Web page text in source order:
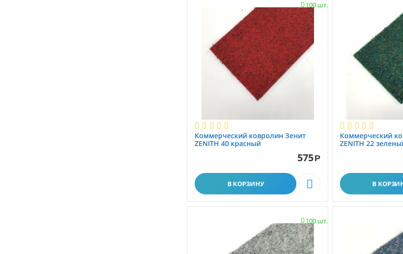
100 шт.

Коммерческий ковролин Зенит
ZENITH 40 красный
575Р
В КОРЗИНУ 
Коммерческий
ZENITH 22
В
100 шт.
